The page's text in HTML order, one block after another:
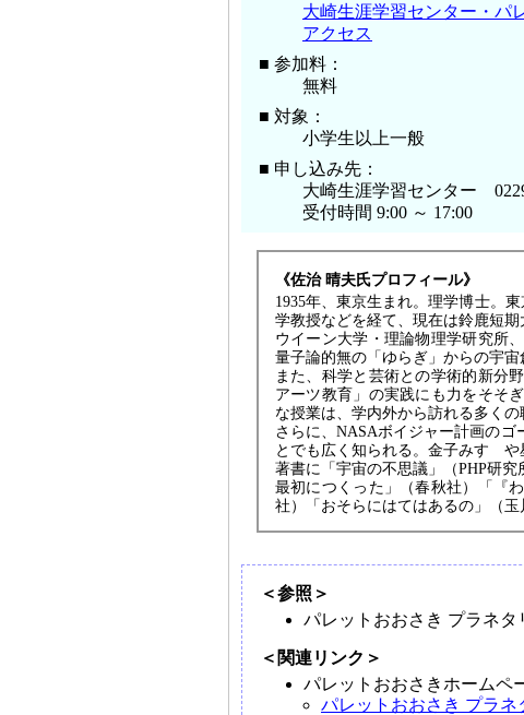
大崎生涯学習センター・
アクセス
■ 参加料：
無料
■ 対象：
小学生以上一般
■ 申し込み先：
大崎生涯学習センター
受付時間 9:00 ～ 17:00
《佐治 晴夫氏プロフィール》
1935年、東京生まれ。理学博士。
学教授などを経て、現在は鈴鹿短期
ウイーン大学・理論物理学研究所
量子論的無の「ゆらぎ」からの宇
また、科学と芸術との学術的新分
アーツ教育」の実践にも力をそそ
な授業は、学内外から訪れる多くの
さらに、NASAボイジャー計画のゴ
とでも広く知られる。金子みすゞ
著書に「宇宙の不思議」（PHP研
最初につくった」（春秋社）「『
社）「おそらにはてはあるの」（玉
＜参照＞
パレットおおさき プラネタ
＜関連リンク＞
パレットおおさきホームペ
パレットおおさき プラネ